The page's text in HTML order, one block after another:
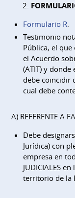
Formulario R.
Testimonio
Pública, el
el Acuerdo
(ATIT) y
debe coincidir
cual debe
A) REFERENTE A
Debe
Jurídica) con
empresa en
JUDICIALES
territorio de la